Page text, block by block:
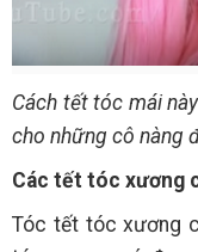
Cách tết tóc mái
cho những cô nàng
Các tết tóc xương
Tóc tết tóc xương